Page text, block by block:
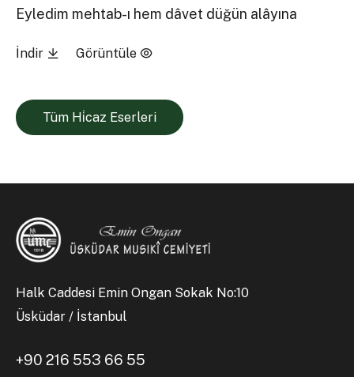
Eyledim mehtab-ı hem dâvet düğün alâyına
İndir Görüntüle
Tüm Hi̇caz Eserleri
Halk Caddesi Emin Ongan Sokak No:10
Üsküdar / İstanbul
+90 216 553 66 55